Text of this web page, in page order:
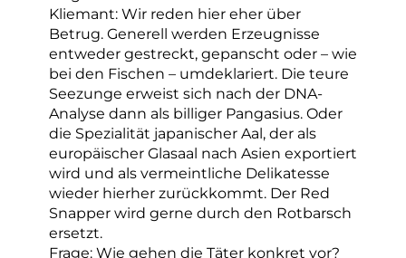
Kliemant: Wir reden hier eher über
Betrug. Generell werden Erzeugnisse
entweder gestreckt, gepanscht oder – wie
bei den Fischen – umdeklariert. Die teure
Seezunge erweist sich nach der DNA-
Analyse dann als billiger Pangasius. Oder
die Spezialität japanischer Aal, der als
europäischer Glasaal nach Asien exportiert
wird und als vermeintliche Delikatesse
wieder hierher zurückkommt. Der Red
Snapper wird gerne durch den Rotbarsch
ersetzt.
Frage: Wie gehen die Täter konkret vor?